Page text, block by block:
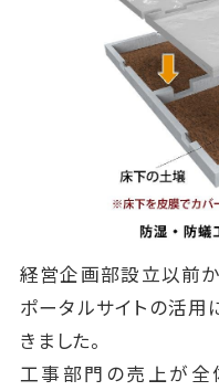
経営企画部設立以前か
ポータルサイトの活用
きました。
工事部門の売上が